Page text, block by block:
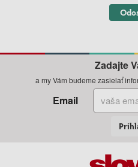
Zadajte
a my Vám budeme zasielať
Email